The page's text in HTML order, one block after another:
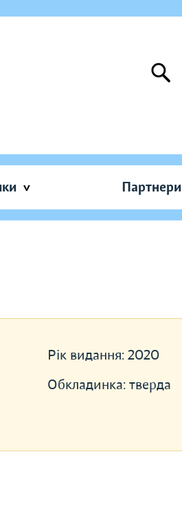
Партнери
Рік видання: 2020
Обкладинка: тверда